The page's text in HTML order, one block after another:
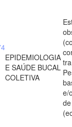
EPIDEMIOLOGIA
E SAÚDE BUCAL
COLETIVA
e/